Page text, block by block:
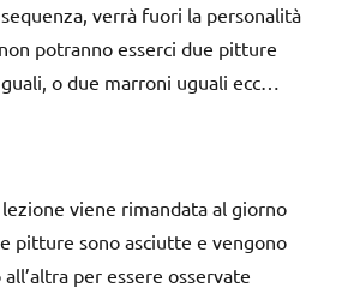
verrà fuori la personalità
potranno esserci due pitture
o due marroni uguali ecc…
viene rimandata al giorno
pitture sono asciutte e vengono
per essere osservate